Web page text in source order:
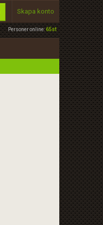
Personer online:65st
Skapa konto